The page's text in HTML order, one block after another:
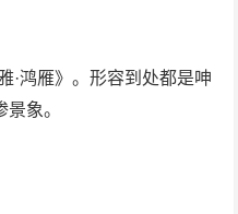
·鸿雁》。形容到处都是呻
象。